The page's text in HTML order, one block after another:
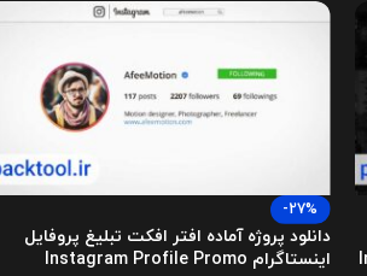
-27%
دانلود پروژه آماده افتر افکت تبلیغ پروفایل
اینستاگرام Instagram Profile Promo